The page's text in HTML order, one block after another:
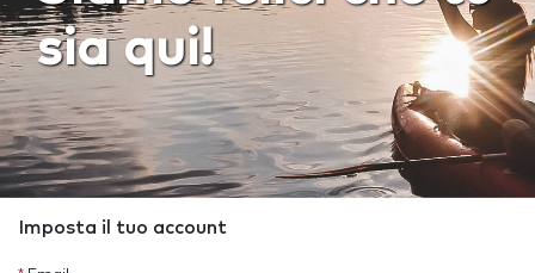
sia qui!
Imposta il tuo account